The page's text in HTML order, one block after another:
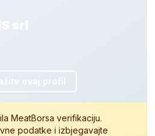
srl
ovaj profil
MeatBorsa verifikaciju.
podatke i izbjegavajte